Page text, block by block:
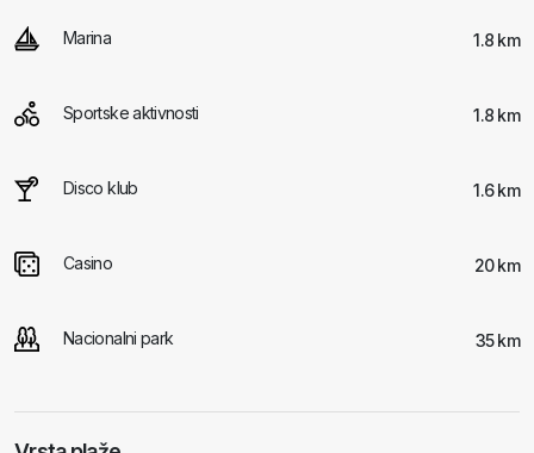
Marina 1.8 km
Sportske aktivnosti 1.8 km
Disco klub 1.6 km
Casino 20 km
Nacionalni park 35 km